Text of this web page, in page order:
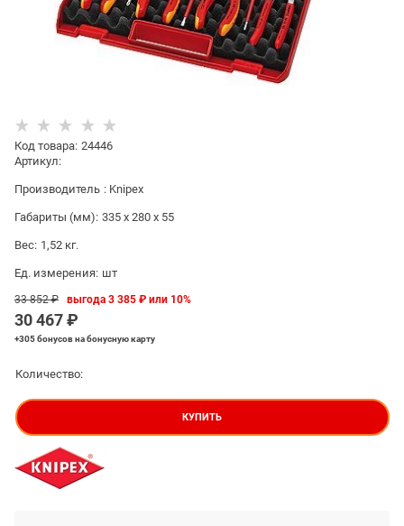
Код товара: 24446
Артикул:
Производитель : Knipex
Габариты (мм): 335 x 280 x 55
Вес: 1,52 кг.
Ед. измерения: шт
33 852 ₽
30 467 ₽
выгода3 385 ₽ или 10%
+305 бонусовна бонусную карту
Количество:
КУПИТЬ